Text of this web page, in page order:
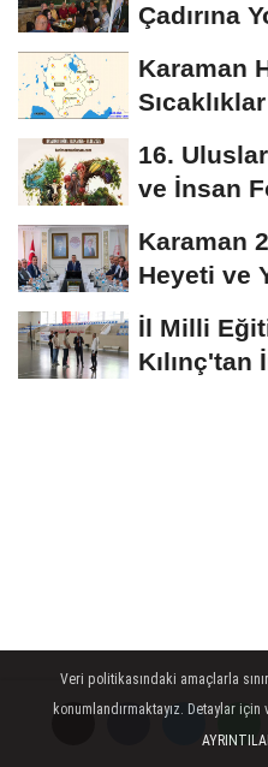
Çadırına
Karaman
16.
ve İnsan
Karaman
Heyeti ve
İl Milli
Kılınç'tan
Veri politikasındaki amaçlarla
konumlandırmaktayız. Detaylar